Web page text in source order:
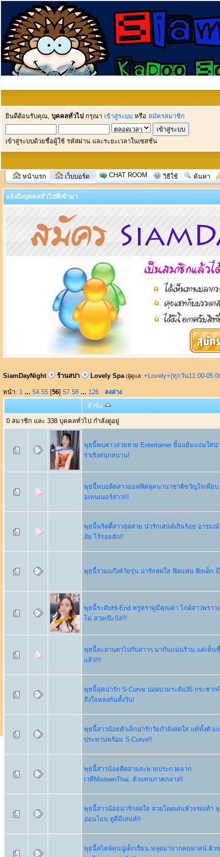
ยินดีต้อนรับคุณ, บุคคลทั่วไป กรุณา เข้าสู่ระบบ หรือ สมัครสมาชิก
เข้าสู่ระบบด้วยชื่อผู้ใช้ รหัสผ่าน และระยะเวลาในเซสชั่น
หน้าแรก เว็บบอร์ด CHAT ROOM วิธีใช้ ค้นหา
แจ้งถึงบุคคลทั่วไปที่เข้ามา
SiamDayNight ร้านสปา Lovely Spa (ผู้ดูแล: +Lovely+(ทุกวัน11:00-
หน้า: 1 ... 54 55 [56] 57 58 ... 126
ลงล่าง
หัวข้อ
0 สมาชิก และ 338 บุคคลทั่วไป กำลังดูอยู่
พุธนี้พบสาวสวยสาย Entertainer ยิ้มแย้มแจ่มใสน่
ร่าเริงสนุกสนาน!
พุธนี้พบอดีตสาวออฟฟิศลุคนานาชาติขวัญใจเพียบ
อเทนเนอร์สาว!!!
พุธนี้พริตตี้สาวสุดสวย น่ารักเสน่ห์เกินร้อย อารม
ลัย ไร้รอยสัก!!
พุธนี้รวมแก๊งค์วัยรุ่น น่ารักสดใส ฟิลแฟน ฟิลเด็ก
พุธนี้ระดับHi-End หรูหราดูมีคุณค่า ไกด์สาวพราว
โม่ สวยเป๊ะปัง!!!
พุธนี้ละลานตาไปกับสาวๆ มากันแน่นร้าน แค่เห็น
แล้ว!!!
พุธนี้ลุคน่ารัก S-Curve ปอดบวมระดับ35 กระชาก
ถึงใจหลงกันทั้งวัน!
พุธนี้สาวน้อยตัวเล็กน่ารักวัยกำลังสดใส แท้ทั้งตัวแ
ประทานพร้อม S-Curve!!
พุธนี้สาวน้อยติดสายสะพายประกวดจาก
เวทีMisteenThai..ตัวแทนภาคกลาง!!
พุธนี้สาวน้อยน่ารักสดใส สวยโดดเด่นหัวจรดเท้า
อ่อนโยน ดูดีมีเสน่ห์!!
พุธนี้สไตล์คุนนู๋เด็กเรียน หลุดมาจากคฤหาสน์ ผิว